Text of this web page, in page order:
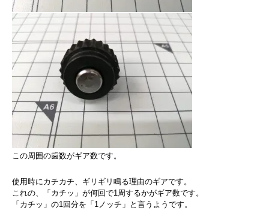
この周囲の歯数がギア数です。
使用時にカチカチ、ギリギリ鳴る理由のギアです。
これの、「カチッ」が何回で1周するかがギア数です。
「カチッ」の1回分を「1ノッチ」と言うようです。